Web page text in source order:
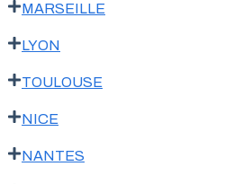
MARSEILLE
LYON
TOULOUSE
NICE
NANTES